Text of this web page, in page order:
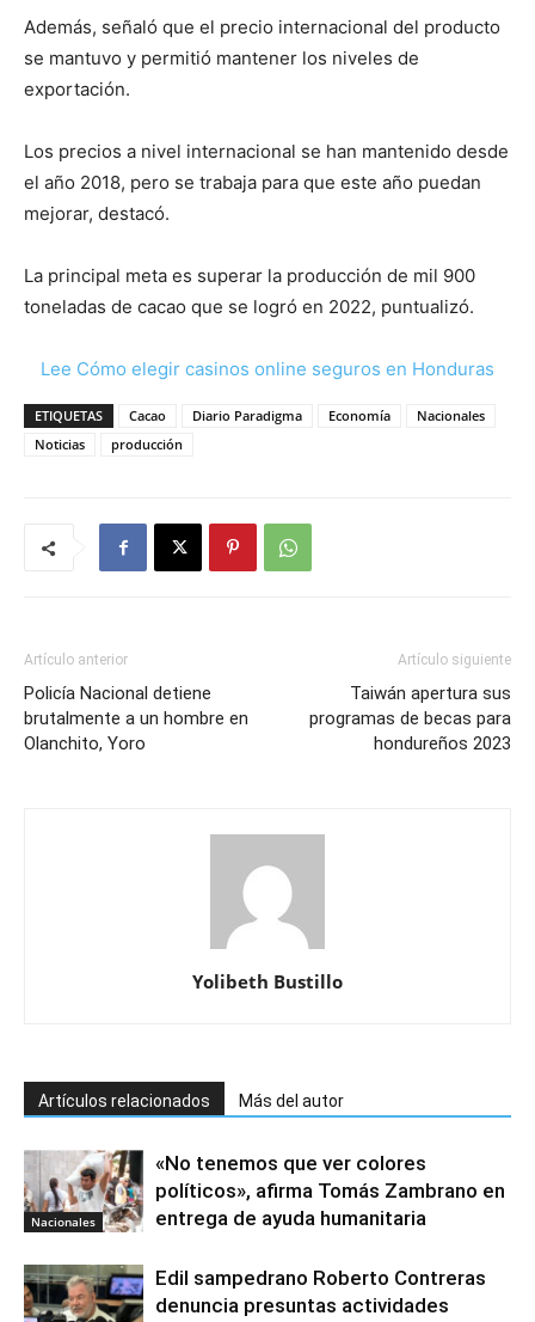
Además, señaló que el precio internacional del producto
se mantuvo y permitió mantener los niveles de
exportación.
Los precios a nivel internacional se han mantenido desde
el año 2018, pero se trabaja para que este año puedan
mejorar, destacó.
La principal meta es superar la producción de mil 900
toneladas de cacao que se logró en 2022, puntualizó.
Lee Cómo elegir casinos online seguros en Honduras
ETIQUETAS Cacao Diario Paradigma Economía
Nacionales
Noticias
producción
Artículo anterior
Policía Nacional detiene
brutalmente a un hombre en
Olanchito, Yoro
Artículo siguiente
Taiwán apertura sus
programas de becas para
hondureños 2023
Yolibeth Bustillo
Artículos relacionados Más del autor
Nacionales
«No tenemos que ver colores
políticos», afirma Tomás Zambrano en
entrega de ayuda humanitaria
Edil sampedrano Roberto Contreras
denuncia presuntas actividades